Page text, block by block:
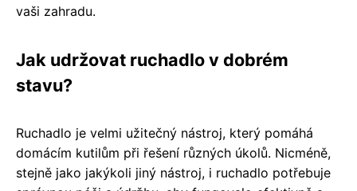
vaši zahradu.
Jak udržovat ruchadlo v dobrém
stavu?
Ruchadlo je velmi užitečný nástroj, který pomáhá
domácím kutilům při řešení různých úkolů. Nicméně,
stejně jako jakýkoli jiný nástroj, i ruchadlo potřebuje